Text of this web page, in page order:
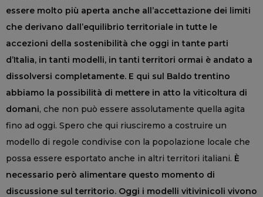
essere molto più aperta anche all’accettazione dei limiti
che derivano dall’equilibrio territoriale in tutte le
accezioni della sostenibilità che oggi in tante parti
d’Italia, in tanti modelli, in tanti territori ormai è andato a
dissolversi completamente. E qui sul Baldo trentino
abbiamo la possibilità di mettere in atto la viticoltura di
domani, che non può essere assolutamente quella agita
fino ad oggi. Spero che qui riusciremo a costruire un
modello di regole condivise con la popolazione locale che
possa essere esportato anche in altri territori italiani. È
necessario però alimentare questo momento di
discussione sul territorio. Oggi i modelli vitivinicoli vivono